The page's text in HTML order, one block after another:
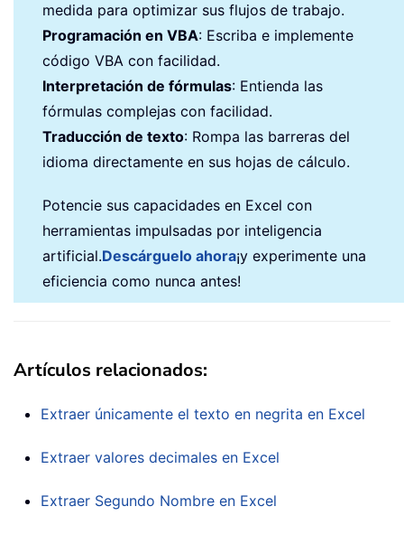
medida para optimizar sus flujos de trabajo.
Programación en VBA: Escriba e implemente
código VBA con facilidad.
Interpretación de fórmulas: Entienda las
fórmulas complejas con facilidad.
Traducción de texto: Rompa las barreras del
idioma directamente en sus hojas de cálculo.
Potencie sus capacidades en Excel con
herramientas impulsadas por inteligencia
artificial.Descárguelo ahora¡y experimente una
eficiencia como nunca antes!
Artículos relacionados:
Extraer únicamente el texto en negrita en Excel
Extraer valores decimales en Excel
Extraer Segundo Nombre en Excel